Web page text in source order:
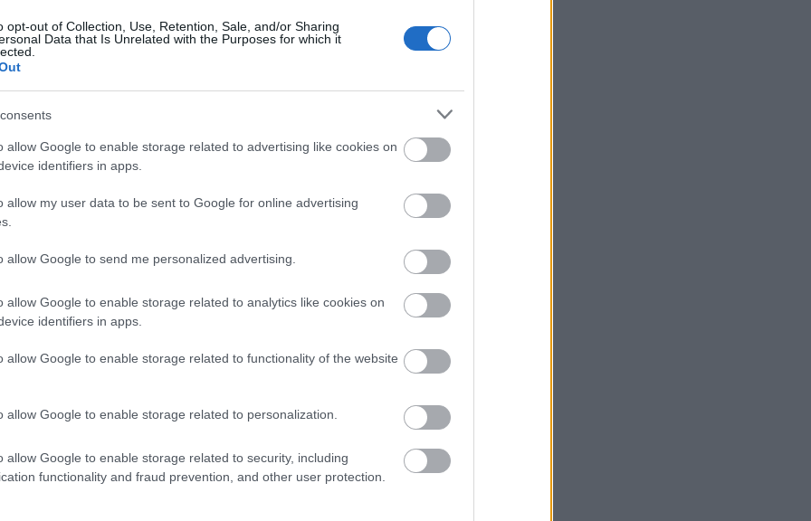
opt-out of Collection, Use, Retention, Sale, and/or Sharing
Data that Is Unrelated with the Purposes for which it
allow Google to enable storage related to advertising like cookies on
identifiers in apps.
allow my user data to be sent to Google for online advertising
allow Google to send me personalized advertising.
allow Google to enable storage related to analytics like cookies on
identifiers in apps.
allow Google to enable storage related to functionality of the website
allow Google to enable storage related to personalization.
allow Google to enable storage related to security, including
functionality and fraud prevention, and other user protection.
talán még
tartható az
Aktuális
Az atomerőmű egyetlen